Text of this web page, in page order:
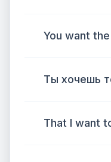
You want
Ты хочешь
That I want